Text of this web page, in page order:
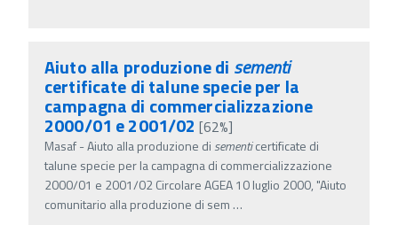
Aiuto alla produzione di sementi
certificate di talune specie per la
campagna di commercializzazione
2000/01 e 2001/02 [62%]
Masaf - Aiuto alla produzione di sementicertificate di
talune specie per la campagna di commercializzazione
2000/01 e 2001/02 Circolare AGEA 10 luglio 2000, "Aiuto
comunitario alla produzione di sem …